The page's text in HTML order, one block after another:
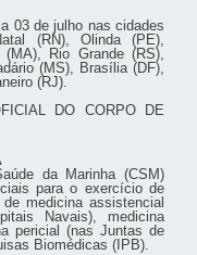
03 de julho nas cidades
(RN), Olinda (PE),
Rio Grande (RS),
(MS), Brasília (DF),
(RJ).
DO CORPO DE
da Marinha (CSM)
para o exercício de
medicina assistencial
Navais), medicina
pericial (nas Juntas de
Biomédicas (IPB).